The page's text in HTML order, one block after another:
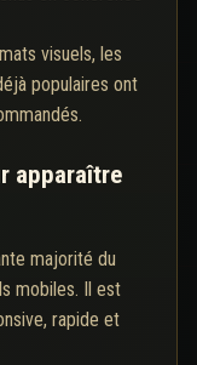
visuels, les
populaires ont
apparaître
majorité du
mobiles. Il est
rapide et